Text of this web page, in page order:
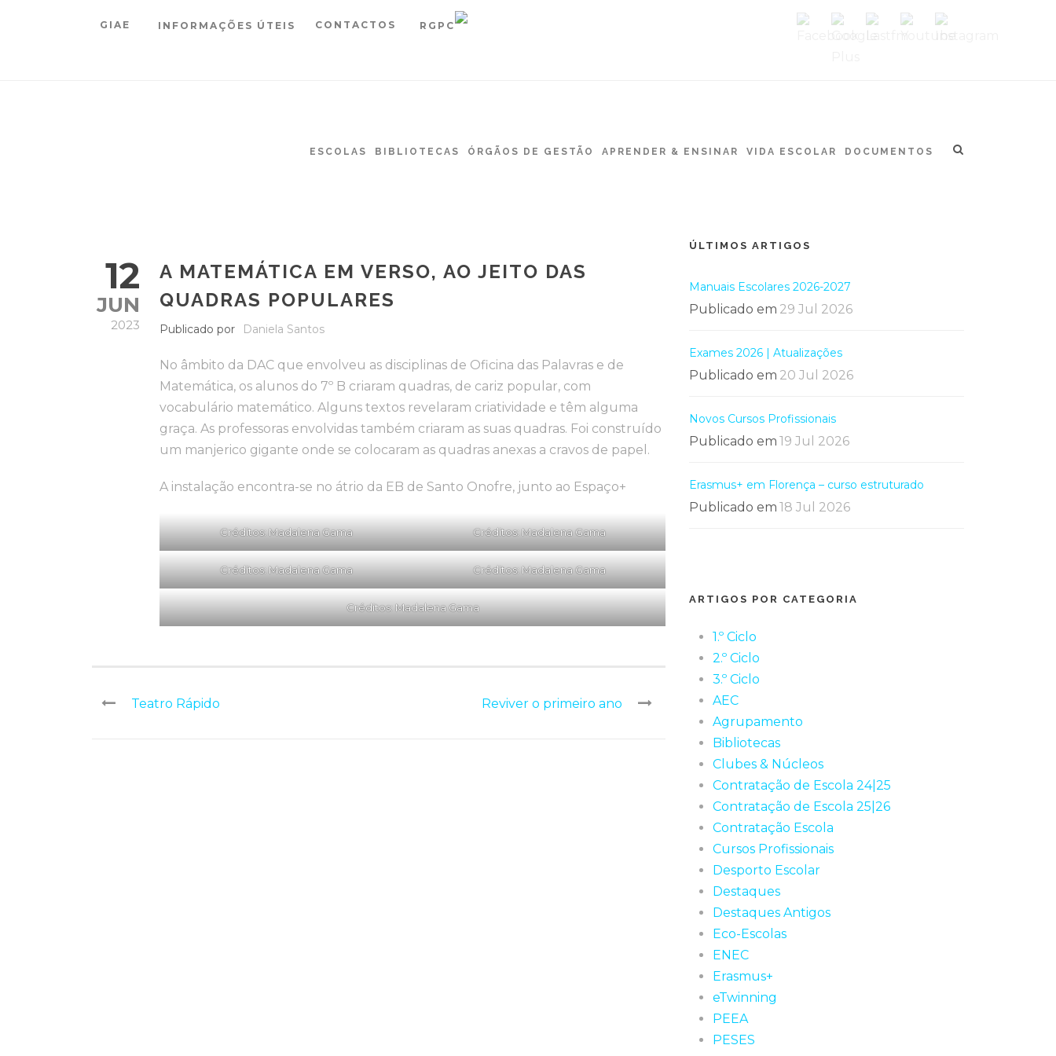
GIAE INFORMAÇÕES ÚTEIS CONTACTOS RGPC
ESCOLAS BIBLIOTECAS ÓRGÃOS DE GESTÃO APRENDER & ENSINAR VIDA ESCOLAR DOCUMENTOS
12
JUN
2023
A MATEMÁTICA EM VERSO, AO JEITO DAS
QUADRAS POPULARES
Publicado por Daniela Santos
No âmbito da DAC que envolveu as disciplinas de Oficina das Palavras e de
Matemática, os alunos do 7º B criaram quadras, de cariz popular, com
vocabulário matemático. Alguns textos revelaram criatividade e têm alguma
graça. As professoras envolvidas também criaram as suas quadras. Foi construído
um manjerico gigante onde se colocaram as quadras anexas a cravos de papel.
A instalação encontra-se no átrio da EB de Santo Onofre, junto ao Espaço+
Créditos: Madalena Gama Créditos: Madalena Gama
Créditos: Madalena Gama Créditos: Madalena Gama
Créditos: Madalena Gama
Teatro Rápido Reviver o primeiro ano
ÚLTIMOS ARTIGOS
Manuais Escolares 2026-2027
Publicado em 29 Jul 2026
Exames 2026 | Atualizações
Publicado em 20 Jul 2026
Novos Cursos Profissionais
Publicado em 19 Jul 2026
Erasmus+ em Florença – curso estruturado
Publicado em 18 Jul 2026
ARTIGOS POR CATEGORIA
1.º Ciclo
2.º Ciclo
3.º Ciclo
AEC
Agrupamento
Bibliotecas
Clubes & Núcleos
Contratação de Escola 24|25
Contratação de Escola 25|26
Contratação Escola
Cursos Profissionais
Desporto Escolar
Destaques
Destaques Antigos
Eco-Escolas
ENEC
Erasmus+
eTwinning
PEEA
PESES